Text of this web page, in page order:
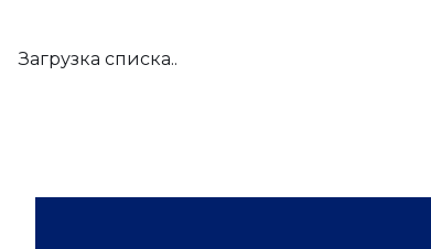
Загрузка списка..